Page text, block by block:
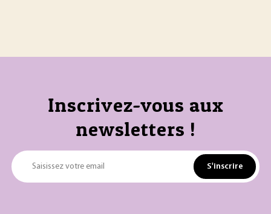
Inscrivez-vous aux
newsletters !
Saisissez votre email S'inscrire